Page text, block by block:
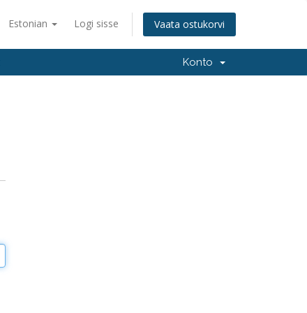
Estonian Logi sisse Vaata ostukorvi
Konto